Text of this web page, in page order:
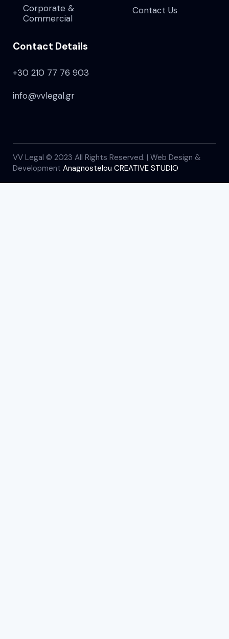
Corporate &
Commercial
Contact Us
Contact Details
+30 210 77 76 903
info@vvlegal.gr
VV Legal © 2023 All Rights Reserved. | Web Design &
Development Anagnostelou CREATIVE STUDIO